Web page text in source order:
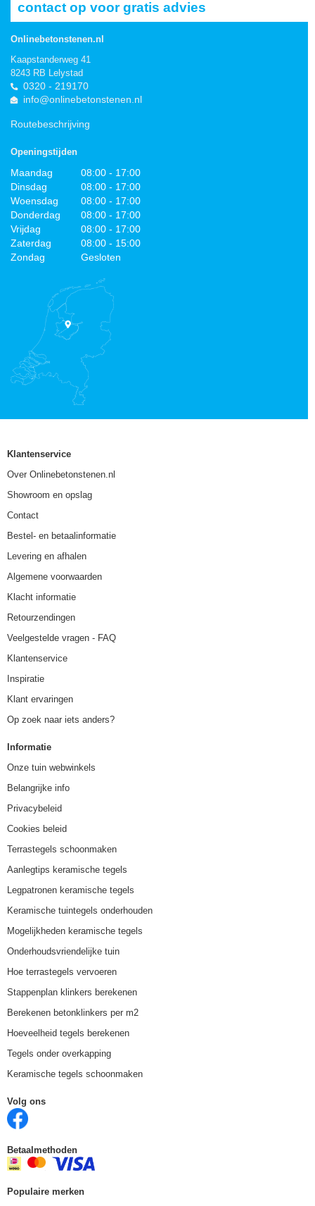
contact op voor gratis advies
Onlinebetonstenen.nl
Kaapstanderweg 41
8243 RB Lelystad
0320 - 219170
info@onlinebetonstenen.nl
Routebeschrijving
Openingstijden
Maandag
08:00 - 17:00
Dinsdag
08:00 - 17:00
Woensdag
08:00 - 17:00
Donderdag
08:00 - 17:00
Vrijdag
08:00 - 17:00
Zaterdag
08:00 - 15:00
Zondag
Gesloten
Klantenservice
Over Onlinebetonstenen.nl
Showroom en opslag
Contact
Bestel- en betaalinformatie
Levering en afhalen
Algemene voorwaarden
Klacht informatie
Retourzendingen
Veelgestelde vragen - FAQ
Klantenservice
Inspiratie
Klant ervaringen
Op zoek naar iets anders?
Informatie
Onze tuin webwinkels
Belangrijke info
Privacybeleid
Cookies beleid
Terrastegels schoonmaken
Aanlegtips keramische tegels
Legpatronen keramische tegels
Keramische tuintegels onderhouden
Mogelijkheden keramische tegels
Onderhoudsvriendelijke tuin
Hoe terrastegels vervoeren
Stappenplan klinkers berekenen
Berekenen betonklinkers per m2
Hoeveelheid tegels berekenen
Tegels onder overkapping
Keramische tegels schoonmaken
Volg ons
Betaalmethoden
Populaire merken